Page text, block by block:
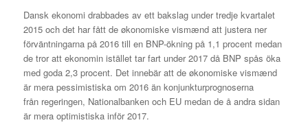
Dansk ekonomi drabbades av ett bakslag under tredje kvartalet
2015 och det har fått de økonomiske vismænd att justera ner
förväntningarna på 2016 till en BNP-ökning på 1,1 procent medan
de tror att ekonomin istället tar fart under 2017 då BNP spås öka
med goda 2,3 procent. Det innebär att de økonomiske vismænd
är mera pessimistiska om 2016 än konjunkturprognoserna
från regeringen, Nationalbanken och EU medan de å andra sidan
är mera optimistiska inför 2017.